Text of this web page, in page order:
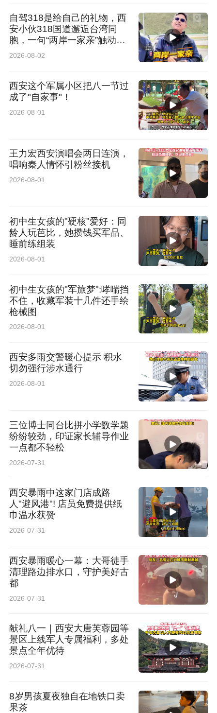
自驾318是给自己的礼物，西
安小伙318国道邂逅台湾同
胞，一句“两岸一家亲”触动人
心
2026-08-02
西安这个军属小区把八一节过
成了"自家事"！
2026-08-01
王力宏西安演唱会两日连演，
唱响秦人情怀引粉丝接机
2026-08-01
初中生女孩的"硬核"爱好：同
龄人玩芭比，她攒钱买军品、
睡前练组装
2026-08-01
初中生女孩的"军旅梦":哮喘挡
不住，收藏军装十几件还手绘
枪械图
2026-08-01
西安多雨交警暖心提示 积水
切勿强行涉水通行
2026-08-01
三位博士同台比拼小学数学题
纷纷较劲，印证家长辅导作业
一点都不轻松
2026-07-31
西安暴雨中这家门店成路
人"避风港"! 店员免费提供纸
巾温水获赞
2026-07-31
西安暴雨暖心一幕：大哥徒手
清理路边排水口，守护美好古
都
2026-07-31
献礼八一｜西安大唐芙蓉园等
景区上线军人专属福利，多处
景点全年优待
2026-07-31
8岁男孩夏夜独自在地铁口卖
果茶